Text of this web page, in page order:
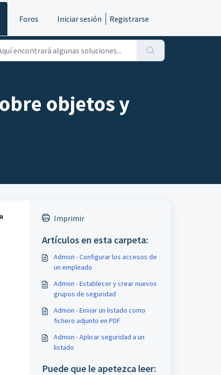
Foros Iniciar sesión Registrarse
objetos y
Imprimir
Artículos en esta carpeta:
Admon - Configurar los accesos de
un empleado
Admon - Establecer y crear nuevos
grupos de seguridad
Admon - Enviar un listado como
fichero adjunto en PDF
Admon - Aplicar seguridad a un
listado
Puede que le apetezca leer: